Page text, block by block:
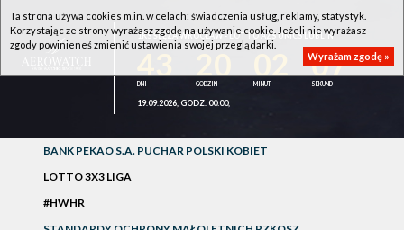
1KS ŚLĘZA WROCŁAW - LOTTO AZS UMCS LUBLIN
07
19.09.2026, GODZ. 00:00,
BANK PEKAO S.A. PUCHAR POLSKI KOBIET
LOTTO 3X3 LIGA
#HWHR
Ta strona używa cookies m.in. w celach: świadczenia usług, reklamy, statystyk.
Korzystając ze strony wyrażasz zgodę na używanie cookie. Jeżeli nie wyrażasz
zgody powinieneś zmienić ustawienia swojej przeglądarki.
Wyrażam zgodę »